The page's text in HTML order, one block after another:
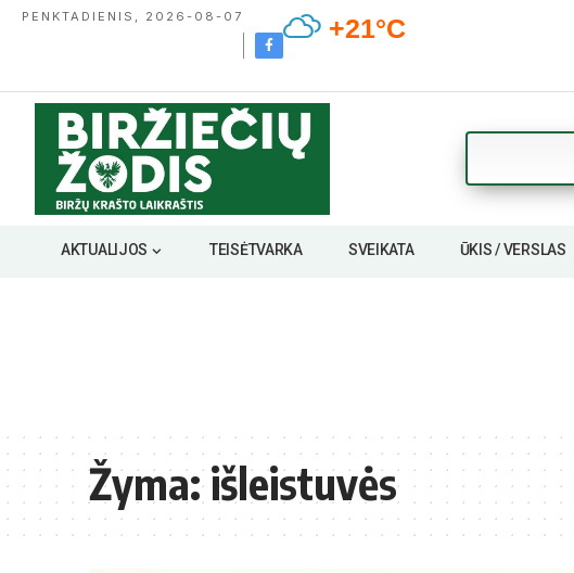
PENKTADIENIS, 2026-08-07 +21°C
AKTUALIJOS TEISĖTVARKA SVEIKATA ŪKIS / VERSLAS
Žyma:išleistuvės